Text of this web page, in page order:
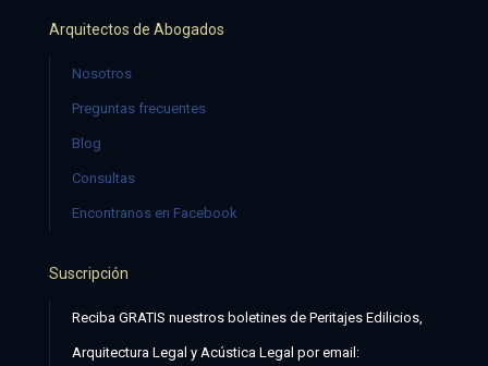
Arquitectos de Abogados
Nosotros
Preguntas frecuentes
Blog
Consultas
Encontranos en Facebook
Suscripción
Reciba GRATIS nuestros boletines de Peritajes Edilicios,
Arquitectura Legal y Acústica Legal por email: